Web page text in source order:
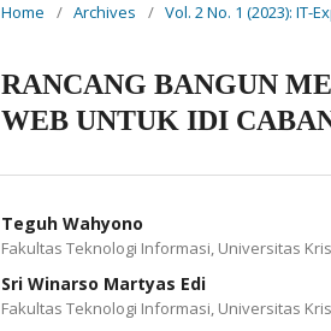
Home / Archives / Vol. 2 No. 1 (2023): IT-
RANCANG BANGUN
WEB UNTUK IDI
Teguh Wahyono
Fakultas Teknologi Informasi, Universitas
Sri Winarso Martyas Edi
Fakultas Teknologi Informasi, Universitas